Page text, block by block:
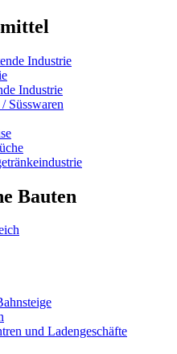
Industrie
Industrie
Süsswaren
Bauten
und Ladengeschäfte